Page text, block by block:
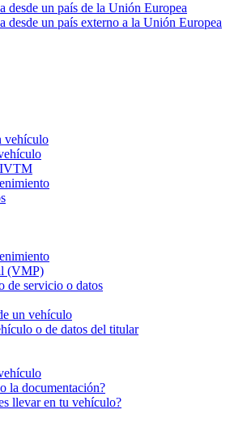
desde un país de la Unión Europea
desde un país externo a la Unión Europea
vehículo
IVTM
(VMP)
de servicio o datos
un vehículo
o de datos del titular
la documentación?
llevar en tu vehículo?